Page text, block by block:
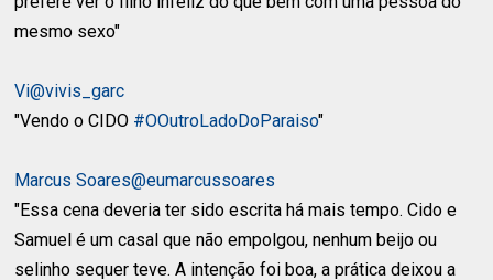
mesmo sexo"
Vi@vivis_garc
"Vendo o CIDO #OOutroLadoDoParaiso"
Marcus Soares@eumarcussoares
"Essa cena deveria ter sido escrita há mais tempo. Cido e
Samuel é um casal que não empolgou, nenhum beijo ou
selinho sequer teve. A intenção foi boa, a prática deixou a